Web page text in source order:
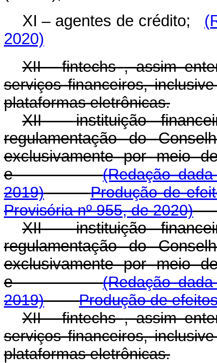
XI – agentes de crédito;
2020)
XII -fintechs, assim
serviços financeiros,
plataformas eletrônicas.
XII - instituição
regulamentação do
exclusivamente por meio
e(Redação
2019)
Produção de
Provisória nº 955, de 2020)
XII - instituição
regulamentação do
exclusivamente por meio
e(Redação
2019)
Produção de
XII -fintechs, assim
serviços financeiros,
plataformas eletrônicas.